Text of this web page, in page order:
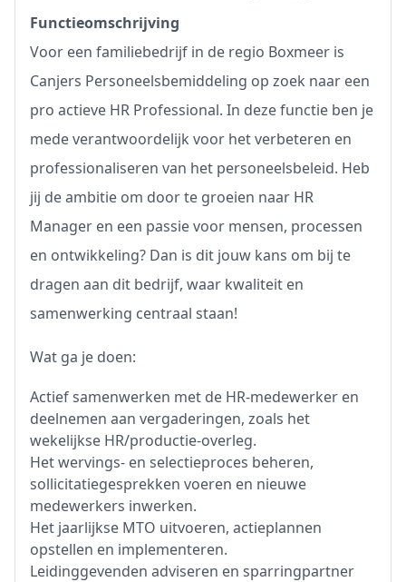
Functieomschrijving
Voor een familiebedrijf in de regio Boxmeer is
Canjers Personeelsbemiddeling op zoek naar een
pro actieve HR Professional. In deze functie ben je
mede verantwoordelijk voor het verbeteren en
professionaliseren van het personeelsbeleid. Heb
jij de ambitie om door te groeien naar HR
Manager en een passie voor mensen, processen
en ontwikkeling? Dan is dit jouw kans om bij te
dragen aan dit bedrijf, waar kwaliteit en
samenwerking centraal staan!
Wat ga je doen:
Actief samenwerken met de HR-medewerker en
deelnemen aan vergaderingen, zoals het
wekelijkse HR/productie-overleg.
Het wervings- en selectieproces beheren,
sollicitatiegesprekken voeren en nieuwe
medewerkers inwerken.
Het jaarlijkse MTO uitvoeren, actieplannen
opstellen en implementeren.
Leidinggevenden adviseren en sparringpartner